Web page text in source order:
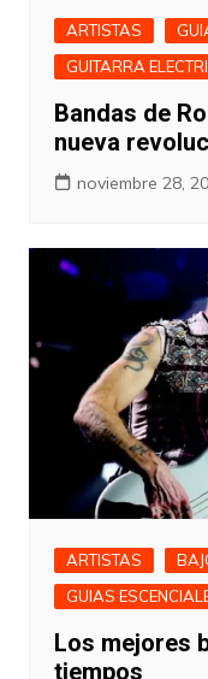
ARTISTAS
GUITARRA
Bandas de
nueva
noviembre 28,
ARTISTAS
GUIAS
Los mejores
tiempos